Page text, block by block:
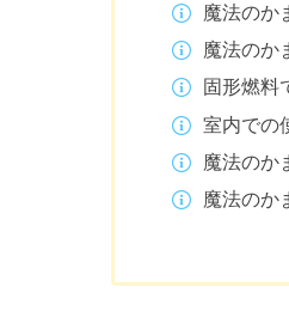
魔法のか
魔法のか
固形燃料
室内での
魔法のか
魔法のか